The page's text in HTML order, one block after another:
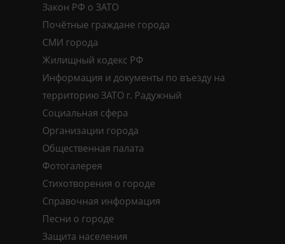
Закон РФ о ЗАТО
Почётные граждане города
СМИ города
Жилищный кодекс РФ
Информация и документы по въезду на
территорию ЗАТО г. Радужный
Социальная сфера
Организации города
Общественная палата
Фотогалерея
Стихотворения о городе
Справочная информация
Песни о городе
Защита населения